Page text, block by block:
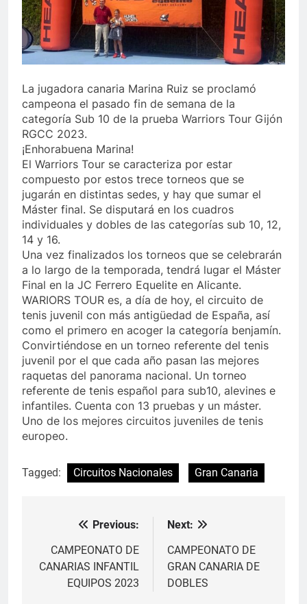
La jugadora canaria Marina Ruiz se proclamó
campeona el pasado fin de semana de la
categoría Sub 10 de la prueba Warriors Tour Gijón
RGCC 2023.
¡Enhorabuena Marina!
El Warriors Tour se caracteriza por estar
compuesto por estos trece torneos que se
jugarán en distintas sedes, y hay que sumar el
Máster final. Se disputará en los cuadros
individuales y dobles de las categorías sub 10, 12,
14 y 16.
Una vez finalizados los torneos que se celebrarán
a lo largo de la temporada, tendrá lugar el Máster
Final en la JC Ferrero Equelite en Alicante.
WARIORS TOUR es, a día de hoy, el circuito de
tenis juvenil con más antigüedad de España, así
como el primero en acoger la categoría benjamín.
Convirtiéndose en un torneo referente del tenis
juvenil por el que cada año pasan las mejores
raquetas del panorama nacional. Un torneo
referente de tenis español para sub10, alevines e
infantiles. Cuenta con 13 pruebas y un máster.
Uno de los mejores circuitos juveniles de tenis
europeo.
Tagged: Circuitos Nacionales Gran Canaria
Navegación
de
entradas
Previous:
CAMPEONATO DE
CANARIAS INFANTIL
EQUIPOS 2023
Next:
CAMPEONATO DE
GRAN CANARIA DE
DOBLES